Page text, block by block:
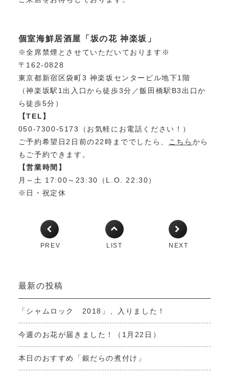
個室海鮮居酒屋「坂の花 神楽坂」
※全席禁煙とさせていただいております※
〒162-0828
東京都新宿区袋町3 神楽坂センタービル地下1階
（神楽坂駅1出入口から徒歩3分／飯田橋駅B3出口か
ら徒歩5分）
【TEL】
050-7300-5173（お気軽にお電話ください！）
ご予約希望日2日前の22時まででしたら、
こちら から
もご予約できます。
【営業時間】
月～土 17:00～23:30（L.O. 22:30）
※日・祝定休
PREV LIST NEXT
最新の投稿
「シャムロック 2018」、入りました！
今週のお花が届きました！（1月22日）
本日のおすすめ「銀だらの煮付け」